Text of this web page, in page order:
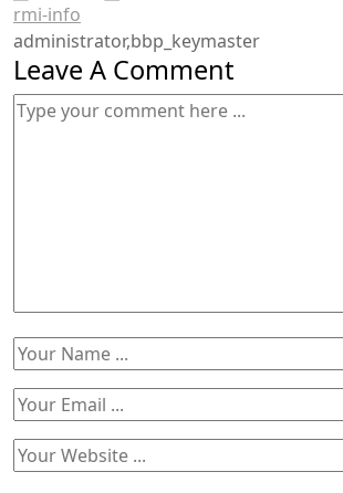
rmi-info
administrator,bbp_keymaster
Leave A Comment